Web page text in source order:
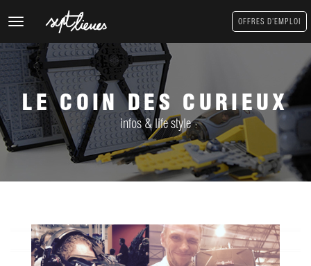
Toggle
OFFRES D'EMPLOI
LE COIN DES CURIEUX
infos & life style